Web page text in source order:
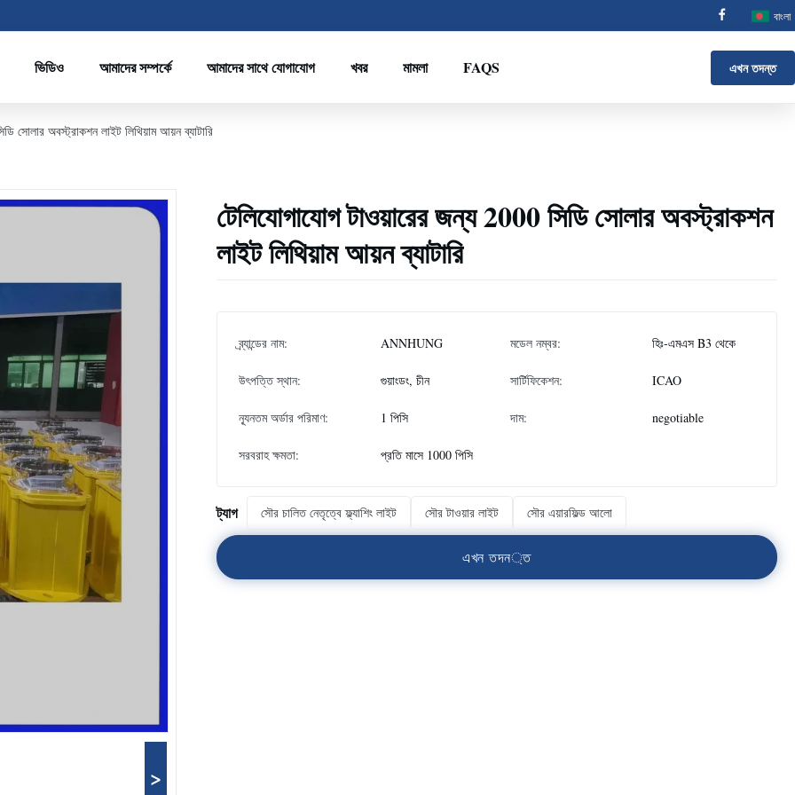
বাংলা
ভিডিও আমাদের সম্পর্কে আমাদের সাথে যোগাযোগ খবর মামলা FAQS এখন তদন্ত
সোলার অবস্ট্রাকশন লাইট লিথিয়াম আয়ন ব্যাটারি
>
টেলিযোগাযোগ টাওয়ারের জন্য 2000 সিডি সোলার অবস্ট্রাকশন
লাইট লিথিয়াম আয়ন ব্যাটারি
ব্র্যান্ডের নাম: ANNHUNG মডেল নম্বর: হিঃ-এমএস B3 থেকে
উৎপত্তি স্থান: গুয়াংডং, চীন সার্টিফিকেশন: ICAO
ন্যূনতম অর্ডার পরিমাণ: 1 পিসি দাম: negotiable
সরবরাহ ক্ষমতা: প্রতি মাসে 1000 পিসি
ট্যাগ সৌর চালিত নেতৃত্বে ফ্ল্যাশিং লাইট সৌর টাওয়ার লাইট সৌর এয়ারফিল্ড আলো
এখন তদন্ত